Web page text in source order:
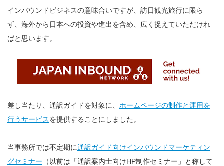
インバウンドビジネスの意味合いですが、訪日観光旅行に限ら
ず、海外から日本への投資や進出を含め、広く捉えていただけれ
ばと思います。
差し当たり、通訳ガイドを対象に、 ホームページの制作と運用を
行うサービスを提供することにしました。
当事務所では不定期に通訳ガイド向けインバウンドマーケティン
グセミナー （以前は「通訳案内士向けHP制作セミナー」と称して